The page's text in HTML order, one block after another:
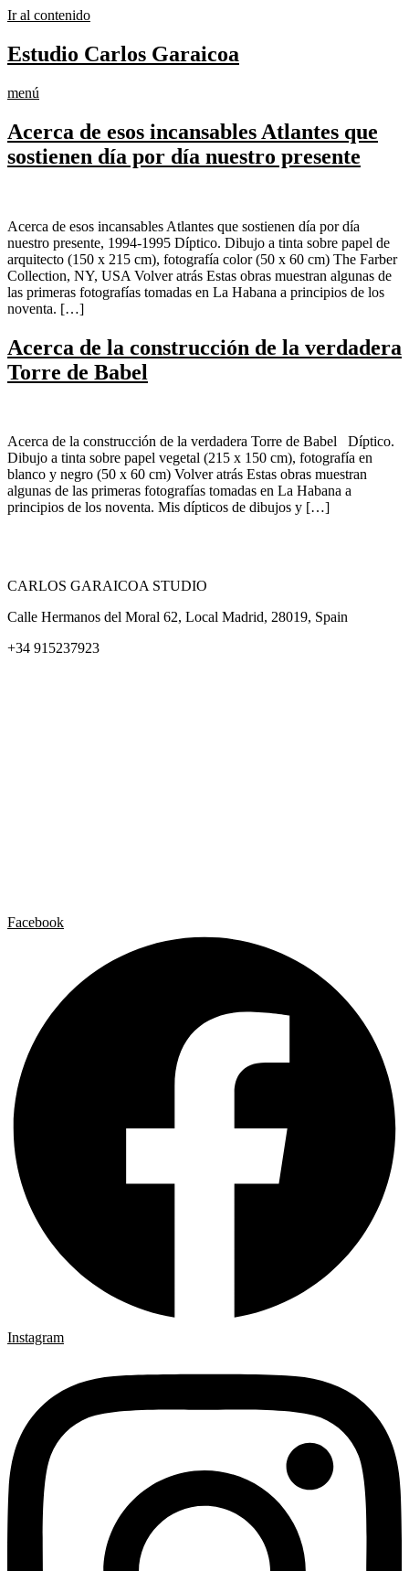
Ir al contenido
Estudio Carlos Garaicoa
menú
Acerca de esos incansables Atlantes que
sostienen día por día nuestro presente
Acerca de esos incansables Atlantes que sostienen día por día
nuestro presente, 1994-1995 Díptico. Dibujo a tinta sobre papel de
arquitecto (150 x 215 cm), fotografía color (50 x 60 cm) The Farber
Collection, NY, USA Volver atrás Estas obras muestran algunas de
las primeras fotografías tomadas en La Habana a principios de los
noventa. […]
Acerca de la construcción de la verdadera
Torre de Babel
Acerca de la construcción de la verdadera Torre de Babel Díptico.
Dibujo a tinta sobre papel vegetal (215 x 150 cm), fotografía en
blanco y negro (50 x 60 cm) Volver atrás Estas obras muestran
algunas de las primeras fotografías tomadas en La Habana a
principios de los noventa. Mis dípticos de dibujos y […]
CARLOS GARAICOA STUDIO
Calle Hermanos del Moral 62, Local Madrid, 28019, Spain
+34 915237923
Facebook
Instagram